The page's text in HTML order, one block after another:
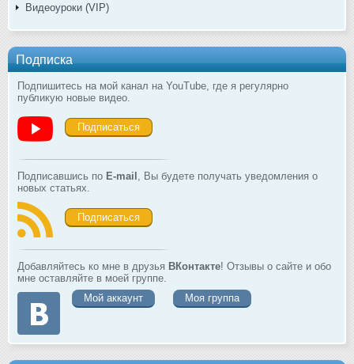
Видеоуроки (VIP)
Подписка
Подпишитесь на мой канал на YouTube, где я регулярно
публикую новые видео.
Подписаться
Подписавшись по E-mail , Вы будете получать уведомления о
новых статьях.
Подписаться
Добавляйтесь ко мне в друзья ВКонтакте! Отзывы о сайте и обо
мне оставляйте в моей группе.
Мой аккаунт
Моя группа